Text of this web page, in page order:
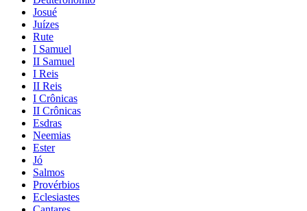
Josué
Juízes
Rute
I Samuel
II Samuel
I Reis
II Reis
I Crônicas
II Crônicas
Esdras
Neemias
Ester
Jó
Salmos
Provérbios
Eclesiastes